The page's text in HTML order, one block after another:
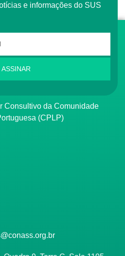
e informações do SUS
ASSINAR
(CPLP)